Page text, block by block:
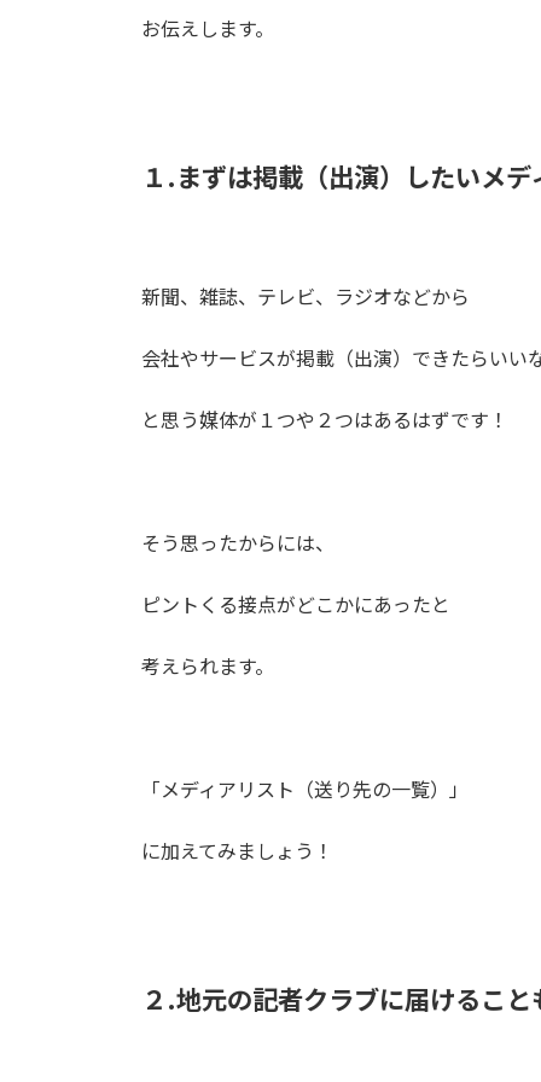
お伝えします。
１.まずは掲載（出演）したいメデ
新聞、雑誌、テレビ、ラジオなどから
会社やサービスが掲載（出演）できたらいい
と思う媒体が１つや２つはあるはずです！
そう思ったからには、
ピントくる接点がどこかにあったと
考えられます。
「メディアリスト（送り先の一覧）」
に加えてみましょう！
２.地元の記者クラブに届けるこ